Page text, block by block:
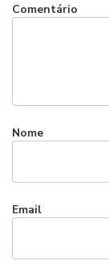
Nome
Email
Comentário